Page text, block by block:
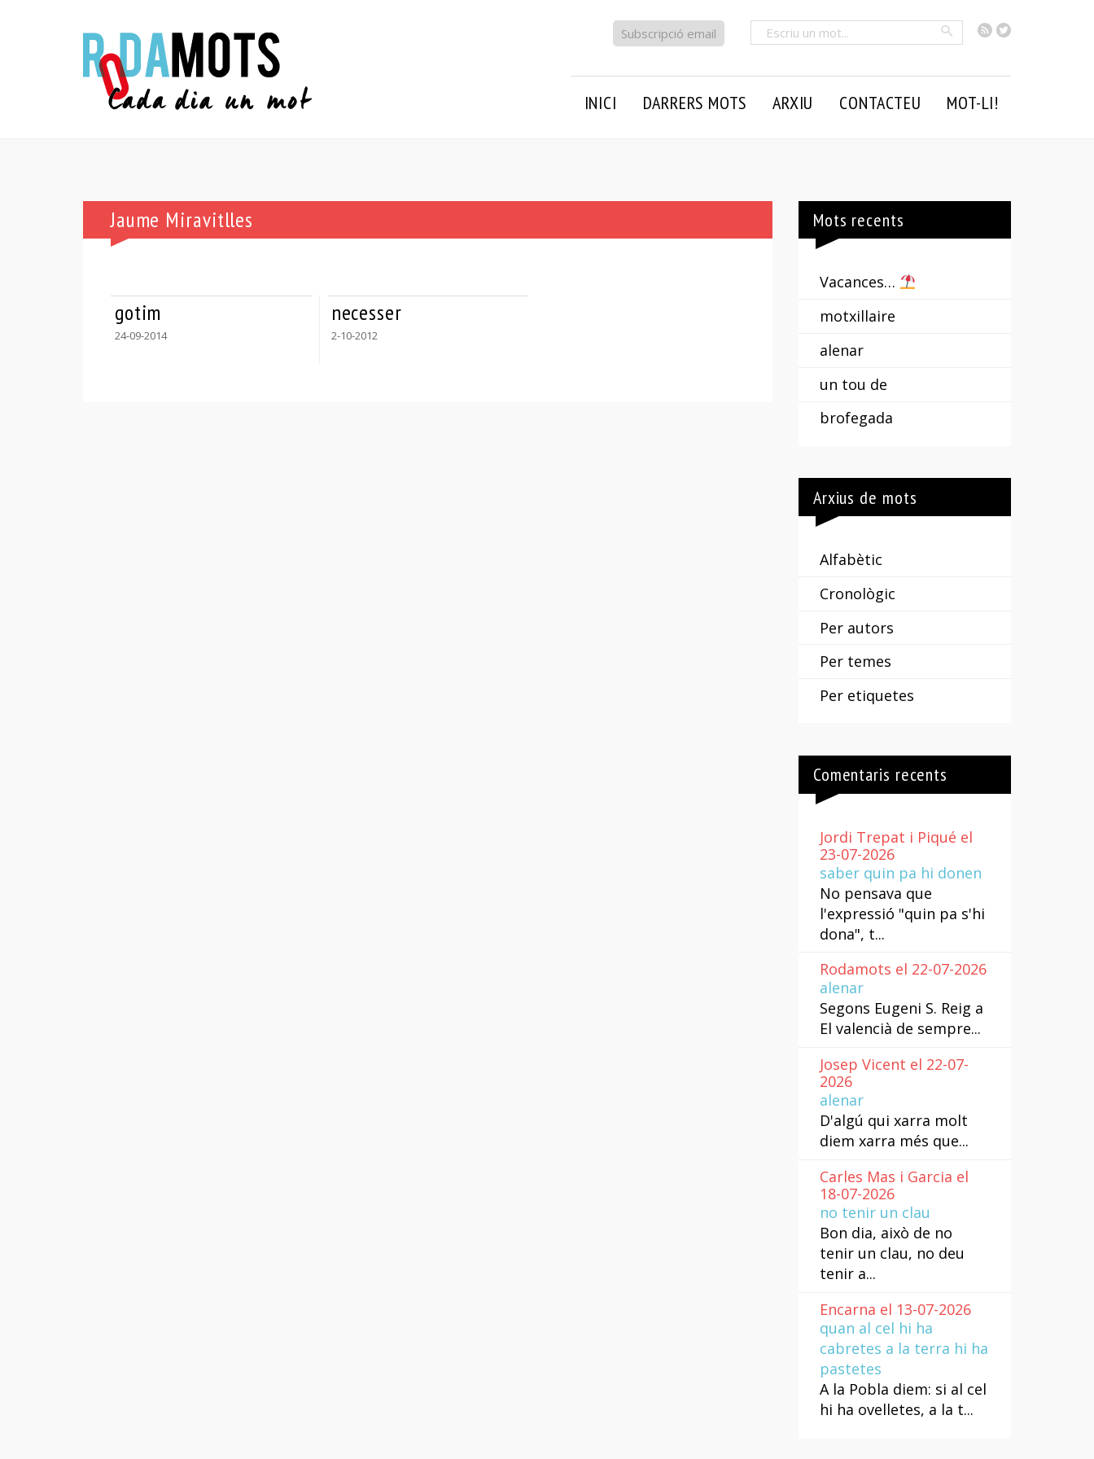
RSSTwitter
Cercar
Subscripció email
INICI DARRERS MOTS ARXIU CONTACTEU MOT-LI!
Jaume Miravitlles
gotim
24-09-2014
necesser
2-10-2012
Mots recents
Vacances…
motxillaire
alenar
un tou de
brofegada
Arxius de mots
Alfabètic
Cronològic
Per autors
Per temes
Per etiquetes
Comentaris recents
Jordi Trepat i Piqué el
23-07-2026
saber quin pa hi donen
No pensava que
l'expressió "quin pa s'hi
dona", t...
Rodamots el 22-07-2026
alenar
Segons Eugeni S. Reig a
El valencià de sempre...
Josep Vicent el 22-07-
2026
alenar
D'algú qui xarra molt
diem xarra més que...
Carles Mas i Garcia el
18-07-2026
no tenir un clau
Bon dia, això de no
tenir un clau, no deu
tenir a...
Encarna el 13-07-2026
quan al cel hi ha
cabretes a la terra hi ha
pastetes
A la Pobla diem: si al cel
hi ha ovelletes, a la t...